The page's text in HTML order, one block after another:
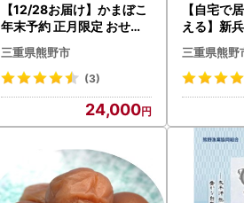
【12/28お届け】かまぼこ
年末予約 正月限定 おせち
蒲鉾 6種 かまぼこ【snby
0013-1】
三重県熊野市
(3)
24,000
【自宅で
える】新
身すり身
三重県熊野